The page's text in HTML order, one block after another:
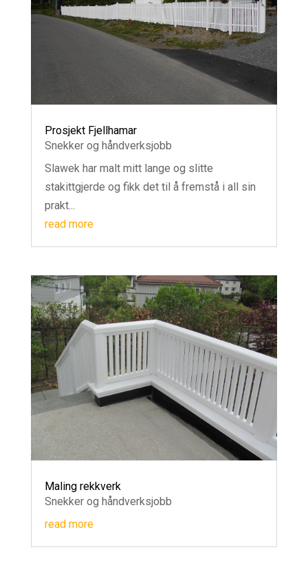
Prosjekt Fjellhamar
Snekker og håndverksjobb
Slawek har malt mitt lange og slitte
stakittgjerde og fikk det til å fremstå i all sin
prakt...
read more
Maling rekkverk
Snekker og håndverksjobb
read more